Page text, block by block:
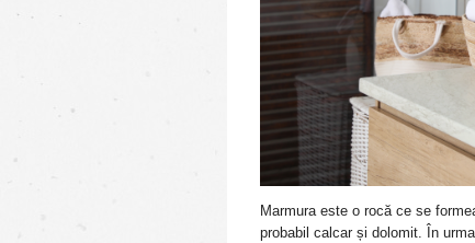
Marmura este o rocă ce se
probabil calcar și dolomit. În